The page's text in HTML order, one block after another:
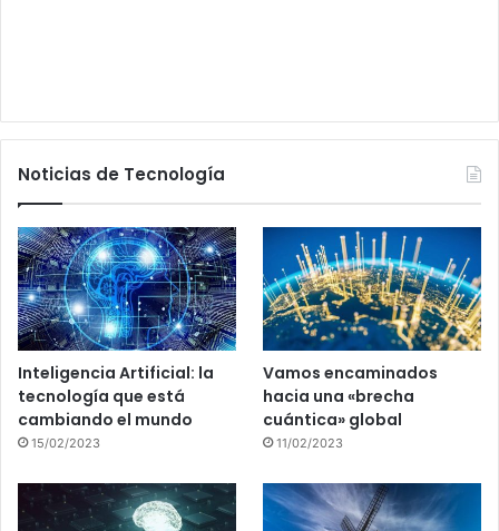
Noticias de Tecnología
Inteligencia Artificial: la
tecnología que está
cambiando el mundo
15/02/2023
Vamos encaminados
hacia una «brecha
cuántica» global
11/02/2023